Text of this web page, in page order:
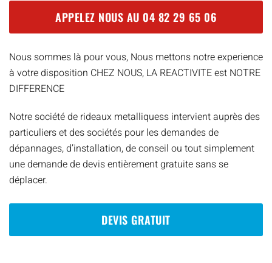
APPELEZ NOUS AU 04 82 29 65 06
Nous sommes là pour vous, Nous mettons notre experience
à votre disposition CHEZ NOUS, LA REACTIVITE est NOTRE
DIFFERENCE
Notre société de rideaux metalliquess intervient auprès des
particuliers et des sociétés pour les demandes de
dépannages, d’installation, de conseil ou tout simplement
une demande de devis entièrement gratuite sans se
déplacer.
DEVIS GRATUIT